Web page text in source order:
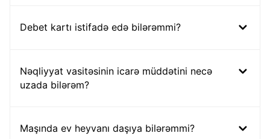
Debet kartı istifadə edə bilərəmmi?
Nəqliyyat vasitəsinin icarə müddətini necə
uzada bilərəm?
Maşında ev heyvanı daşıya bilərəmmi?